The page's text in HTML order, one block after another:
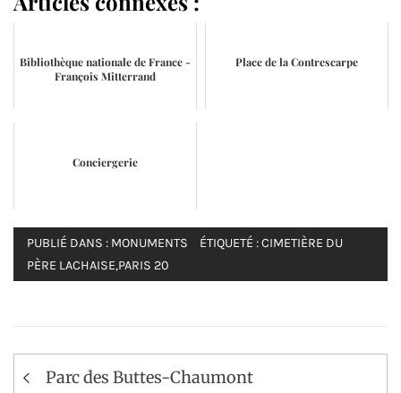
Bibliothèque nationale de France -
François Mitterrand
Place de la Contrescarpe
Conciergerie
PUBLIÉ DANS : MONUMENTS ÉTIQUETÉ :CIMETIÈRE DU
PÈRE LACHAISE,PARIS 20
Navigation
Parc des Buttes-Chaumont